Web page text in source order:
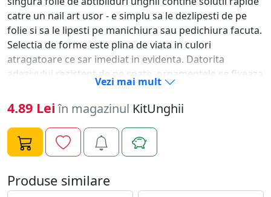
catre un nail art usor - e simplu sa le dezlipesti de pe
folie si sa le lipesti pe manichiura sau pedichiura facuta.
Selectia de forme este plina de viata in culori
atragatoare ce sar imediat in evidenta. Datorita
adezivului rezistent de pe spate, ornamentele se fixeaza
usor pe oja clasica, oja semipermanenta, pe unghia
naturala sau tehnica pentru saptamani in sir. Mod de
folosire: - Alege modelul dorit si dezlipeste-l cu unghia.
(ai grija sa nu atingi lipiciul) - Aplica un strat de oja si las-
o sa se usuce. - Aseaza modelul pe unghie si preseaza-l
usor de cateva ori. - Pentru rezultate de lunga durata,
sigileaza ornamentele unghii sub un strat de top coat.
Daca esti pasionata de lookuri inedite pentru
Vezi mai mult
4.89 Lei în magazinul KitUnghii
Produse similare